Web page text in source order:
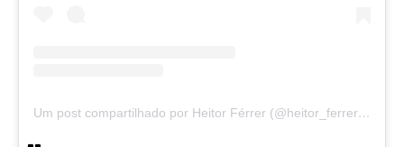
Um post compartilhado por Heitor Férrer (@heitor_ferrer77)